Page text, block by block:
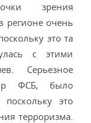
зрения
регионе очень
это та
с этими
Серьезное
ФСБ, было
это
терроризма.